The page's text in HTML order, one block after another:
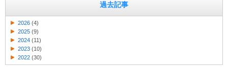
過去記事
2026 (4)
2025 (9)
2024 (11)
2023 (10)
2022 (30)